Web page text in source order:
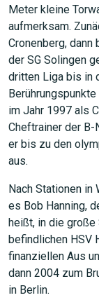
Meter kleine
aufmerksam.
Cronenberg,
der SG Solingen
dritten Liga bis in
im Jahr 1997 als
Cheftrainer der B-
er bis zu den
aus.
Nach Stationen
es Bob Hanning,
heißt, in die große
befindlichen HSV
finanziellen Aus
dann 2004 zum
in Berlin.